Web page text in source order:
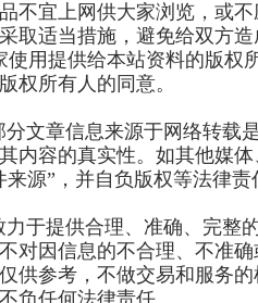
不宜上网供大家浏览，或
取适当措施，避免给双方造
使用提供给本站资料的版权
权所有人的同意。
分文章信息来源于网络转载
内容的真实性。如其他媒
来源”，并自负版权等法律
力于提供合理、准确、完整
对因信息的不合理、不准
供参考，不做交易和服务
负任何法律责任。